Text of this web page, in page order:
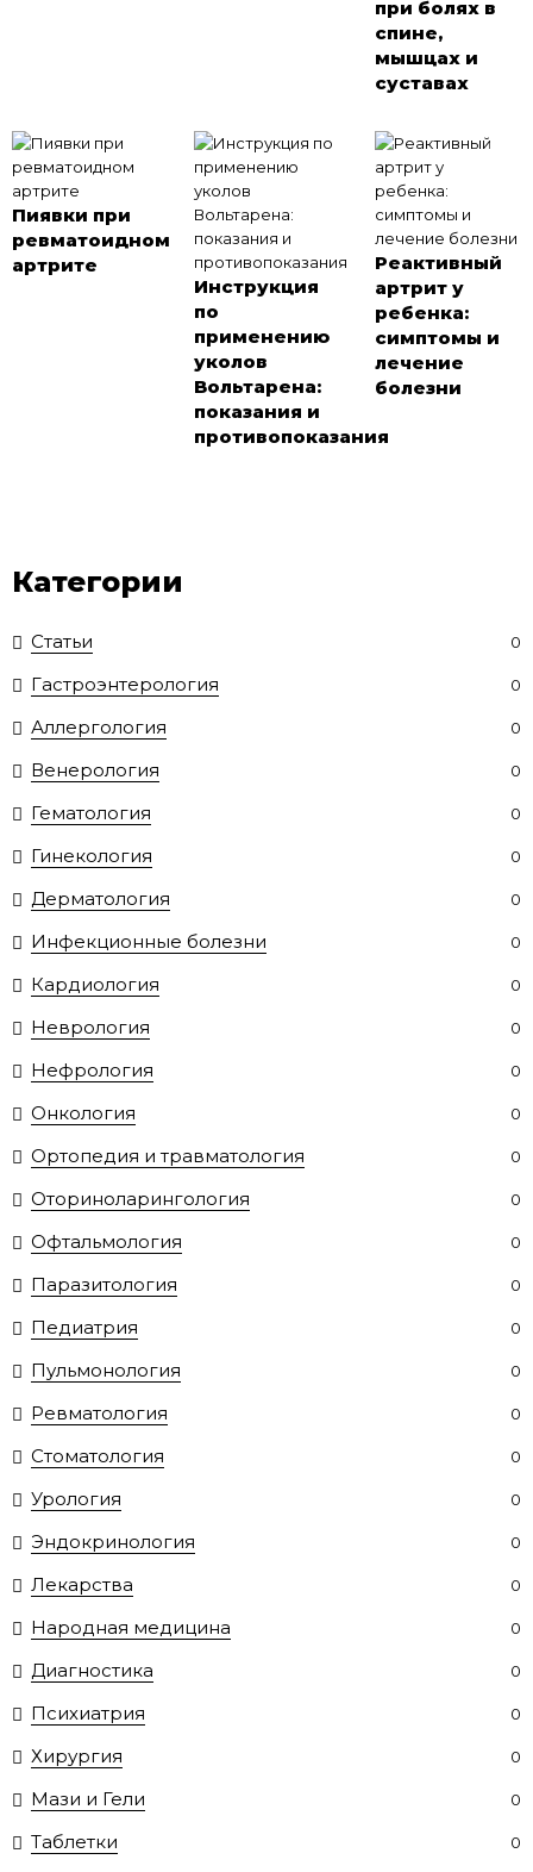
при болях в
спине,
мышцах и
суставах
Пиявки при
ревматоидном
артрите
Инструкция
по
применению
уколов
Вольтарена:
показания и
противопоказания
Реактивный
артрит у
ребенка:
симптомы и
лечение
болезни
Категории
Статьи 0
Гастроэнтерология 0
Аллергология 0
Венерология 0
Гематология 0
Гинекология 0
Дерматология 0
Инфекционные болезни 0
Кардиология 0
Неврология 0
Нефрология 0
Онкология 0
Ортопедия и травматология 0
Оториноларингология 0
Офтальмология 0
Паразитология 0
Педиатрия 0
Пульмонология 0
Ревматология 0
Стоматология 0
Урология 0
Эндокринология 0
Лекарства 0
Народная медицина 0
Диагностика 0
Психиатрия 0
Хирургия 0
Мази и Гели 0
Таблетки 0